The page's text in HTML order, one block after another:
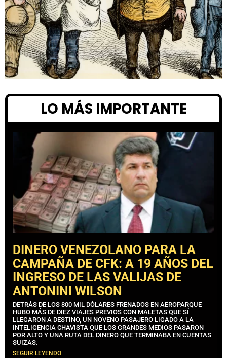
LO MÁS IMPORTANTE
DINERO VENEZOLANO PARA LA
CAMPAÑA DE CFK: A 19 AÑOS DEL
INGRESO DE LAS VALIJAS DE
ANTONINI WILSON
DETRÁS DE LOS 800 MIL DÓLARES FRENADOS EN AEROPARQUE
HUBO MÁS DE DIEZ VIAJES PREVIOS CON MALETAS QUE SÍ
LLEGARON A DESTINO, UN NOVENO PASAJERO LIGADO A LA
INTELIGENCIA CHAVISTA QUE LOS GRANDES MEDIOS PASARON
POR ALTO Y UNA RUTA DEL DINERO QUE TERMINABA EN CUENTAS
SUIZAS.
SEGUIR LEYENDO